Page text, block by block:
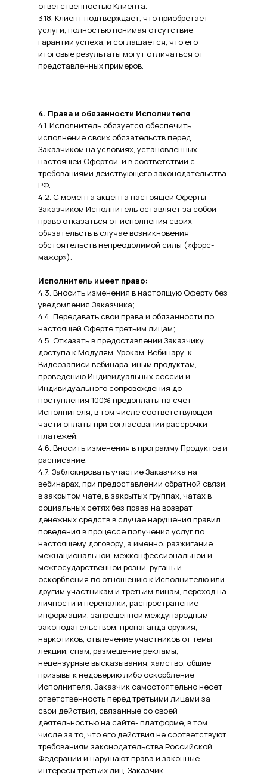
ответственностью Клиента.
3.18. Клиент подтверждает, что приобретает
услуги, полностью понимая отсутствие
гарантии успеха, и соглашается, что его
итоговые результаты могут отличаться от
представленных примеров.
4. Права и обязанности Исполнителя
4.1. Исполнитель обязуется обеспечить
исполнение своих обязательств перед
Заказчиком на условиях, установленных
настоящей Офертой, и в соответствии с
требованиями действующего законодательства
РФ.
4.2. С момента акцепта настоящей Оферты
Заказчиком Исполнитель оставляет за собой
право отказаться от исполнения своих
обязательств в случае возникновения
обстоятельств непреодолимой силы («форс-
мажор»).
Исполнитель имеет право:
4.3. Вносить изменения в настоящую Оферту без
уведомления Заказчика;
4.4. Передавать свои права и обязанности по
настоящей Оферте третьим лицам;
4.5. Отказать в предоставлении Заказчику
доступа к Модулям, Урокам, Вебинару, к
Видеозаписи вебинара, иным продуктам,
проведению Индивидуальных сессий и
Индивидуального сопровождения до
поступления 100% предоплаты на счет
Исполнителя, в том числе соответствующей
части оплаты при согласовании рассрочки
платежей.
4.6. Вносить изменения в программу Продуктов и
расписание.
4.7. Заблокировать участие Заказчика на
вебинарах, при предоставлении обратной связи,
в закрытом чате, в закрытых группах, чатах в
социальных сетях без права на возврат
денежных средств в случае нарушения правил
поведения в процессе получения услуг по
настоящему договору, а именно: разжигание
межнациональной, межконфессиональной и
межгосударственной розни, ругань и
оскорбления по отношению к Исполнителю или
другим участникам и третьим лицам, переход на
личности и перепалки, распространение
информации, запрещенной международным
законодательством, пропаганда оружия,
наркотиков, отвлечение участников от темы
лекции, спам, размещение рекламы,
нецензурные высказывания, хамство, общие
призывы к недоверию либо оскорбление
Исполнителя. Заказчик самостоятельно несет
ответственность перед третьими лицами за
свои действия, связанные со своей
деятельностью на сайте- платформе, в том
числе за то, что его действия не соответствуют
требованиям законодательства Российской
Федерации и нарушают права и законные
интересы третьих лиц. Заказчик